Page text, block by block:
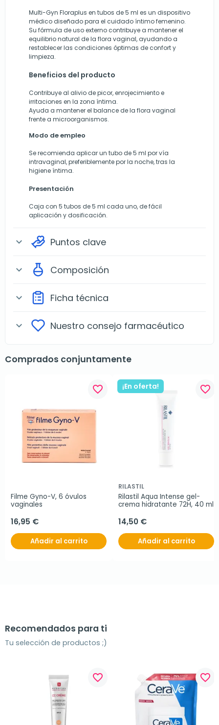
Multi-Gyn Floraplus en tubos de 5 ml es un dispositivo
médico diseñado para el cuidado íntimo femenino.
Su fórmula de uso externo contribuye a mantener el
equilibrio natural de la flora vaginal, ayudando a
restablecer las condiciones óptimas de confort y
limpieza.
Beneficios del producto
Contribuye al alivio de picor, enrojecimiento e
irritaciones en la zona íntima.
Ayuda a mantener el balance de la flora vaginal
frente a microorganismos.
Modo de empleo
Se recomienda aplicar un tubo de 5 ml por vía
intravaginal, preferiblemente por la noche, tras la
higiene íntima.
Presentación
Caja con 5 tubos de 5 ml cada uno, de fácil
aplicación y dosificación.
expand_more Puntos clave
expand_more Composición
expand_more Ficha técnica
expand_more Nuestro consejo farmacéutico
Comprados conjuntamente
favorite_border
Filme Gyno-V, 6 óvulos
vaginales
16,95 €
Añadir al carrito
¡En oferta! favorite_border
RILASTIL
Rilastil Aqua Intense gel-
crema hidratante 72H, 40 ml
14,50 €
Añadir al carrito
Recomendados para ti
Tu selección de productos ;)
favorite_border favorite_border